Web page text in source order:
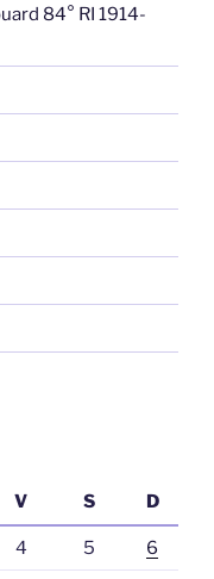
84° RI 1914-
V S D
4 5 6